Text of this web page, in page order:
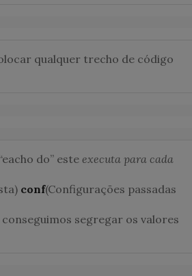
qualquer trecho de código
“eacho do” este executa para cada
conf(Configurações passadas
segregar os valores